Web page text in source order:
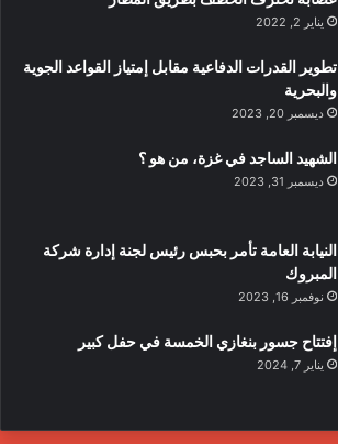
يناير 2, 2022
تطوير القدرات الدفاعية مقابل إمتياز القواعد الجوية
والبحرية
ديسمبر 20, 2023
الشهيد الساجد في غزة، من هو ؟
ديسمبر 31, 2023
النيابة العامة تأمر بحبس رئيس لجنة إدارة شركة
المبروك
نوفمبر 16, 2023
إفتتاح جسور بنغازي الخمسة في حفل كبير
يناير 7, 2024